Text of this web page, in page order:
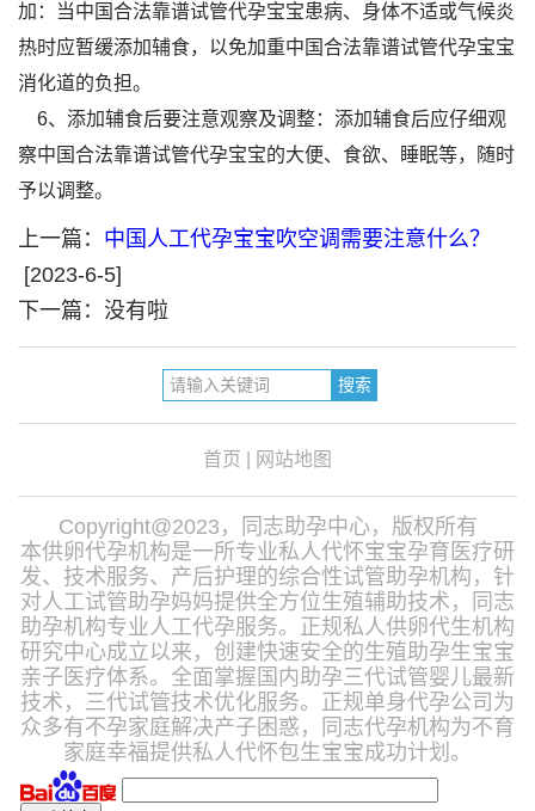
加：当中国合法靠谱试管代孕宝宝患病、身体不适或气候炎
热时应暂缓添加辅食，以免加重中国合法靠谱试管代孕宝宝
消化道的负担。
6、添加辅食后要注意观察及调整：添加辅食后应仔细观
察中国合法靠谱试管代孕宝宝的大便、食欲、睡眠等，随时
予以调整。
上一篇： 中国人工代孕宝宝吹空调需要注意什么？
[2023-6-5]
下一篇：没有啦
首页 网站地图
Copyright@2023，同志助孕中心，版权所有
本供卵代孕机构是一所专业私人代怀宝宝孕育医疗研
发、技术服务、产后护理的综合性试管助孕机构，针
对人工试管助孕妈妈提供全方位生殖辅助技术，同志
助孕机构专业人工代孕服务。正规私人供卵代生机构
研究中心成立以来，创建快速安全的生殖助孕生宝宝
亲子医疗体系。全面掌握国内助孕三代试管婴儿最新
技术，三代试管技术优化服务。正规单身代孕公司为
众多有不孕家庭解决产子困惑，同志代孕机构为不育
家庭幸福提供私人代怀包生宝宝成功计划。